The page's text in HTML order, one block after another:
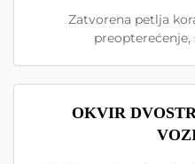
Zatvorena petlja
OKVIR